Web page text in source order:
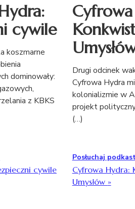
cywile
koszmarne
dominowały:
z KBKS
cywile
Drugi odcinek
Cyfrowa Hydra
kolonializmie w
projekt
(…)
Posłuchaj
Cyfrowa Hydra:
Umysłów »